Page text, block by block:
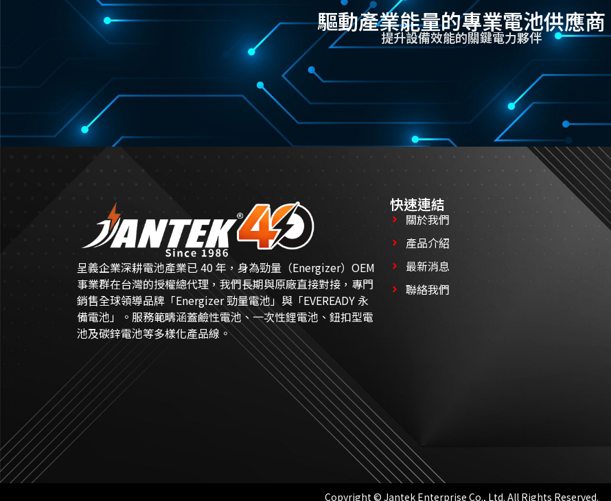
驅動產業能量的專業電池供應商
提升設備效能的關鍵電力夥伴
呈義企業深耕電池產業已 40 年，身為勁量（Energizer）OEM
事業群在台灣的授權總代理，我們長期與原廠直接對接，專門
銷售全球領導品牌「Energizer 勁量電池」與「EVEREADY 永
備電池」。服務範疇涵蓋鹼性電池、一次性鋰電池、鈕扣型電
池及碳鋅電池等多樣化產品線。
快速連結
關於我們
產品介紹
最新消息
聯絡我們
Copyright © Jantek Enterprise Co., Ltd. All Rights Reserved.